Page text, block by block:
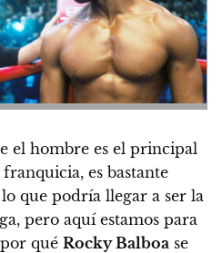
el hombre es el principal
es bastante
que podría llegar a ser la
pero aquí estamos para
qué Rocky Balboa se